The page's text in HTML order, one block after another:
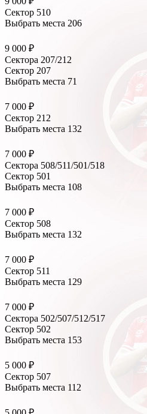
Сектор 510
Выбрать места 206
9 000 ₽
Сектора 207/212
Сектор 207
Выбрать места 71
7 000 ₽
Сектор 212
Выбрать места 132
7 000 ₽
Сектора 508/511/501/518
Сектор 501
Выбрать места 108
7 000 ₽
Сектор 508
Выбрать места 132
7 000 ₽
Сектор 511
Выбрать места 129
7 000 ₽
Сектора 502/507/512/517
Сектор 502
Выбрать места 153
5 000 ₽
Сектор 507
Выбрать места 112